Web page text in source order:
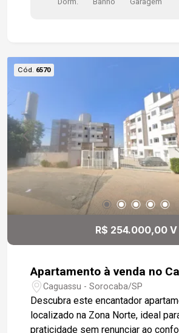
com luminárias em LED e uma
modulados que garantem
organização. O banheiro social é
box em vidro temperado, balcão
gabinete planejado. A garagem
acomoda um veículo com
comodidade. O condomínio
para momentos de lazer, quadra
para atividades físicas e
crianças. Uma excelente
busca conforto, estilo e qualidade
uma das regiões mais valorizadas
Cód. 6570
R$ 254.000,00 V
Apartamento à venda no
Caguassu - Sorocaba/SP
Descubra este encantador
localizado na Zona Norte, ideal
praticidade sem renunciar ao